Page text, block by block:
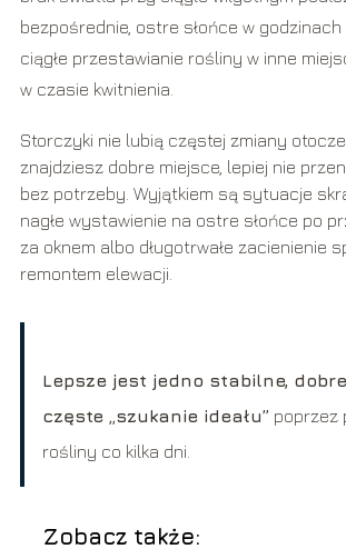
bezpośrednie, ostre słońce w godzinach
ciągłe przestawianie rośliny w inne
w czasie kwitnienia.
Storczyki nie lubią częstej zmiany
znajdziesz dobre miejsce, lepiej nie
bez potrzeby. Wyjątkiem są sytuacje
nagłe wystawienie na ostre słońce po
za oknem albo długotrwałe zacienienie
remontem elewacji.
Lepsze jest jedno stabilne,
częste „szukanie ideału” poprzez
rośliny co kilka dni.
Zobacz także: